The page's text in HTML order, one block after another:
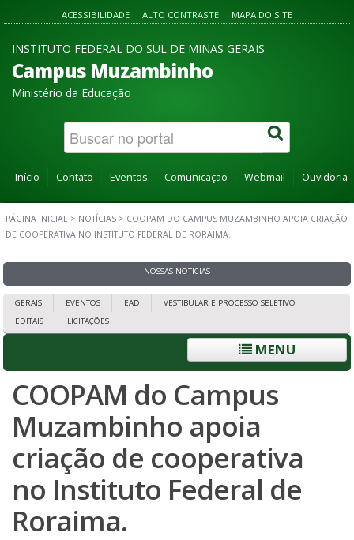
ACESSIBILIDADE ALTO CONTRASTE MAPA DO SITE
INSTITUTO FEDERAL DO SUL DE MINAS GERAIS
Campus Muzambinho
Ministério da Educação
Início Contato Eventos Comunicação Webmail Ouvidoria
PÁGINA INICIAL > NOTÍCIAS > COOPAM DO CAMPUS MUZAMBINHO APOIA CRIAÇÃO
DE COOPERATIVA NO INSTITUTO FEDERAL DE RORAIMA.
NOSSAS NOTÍCIAS
GERAIS EVENTOS EAD
VESTIBULAR E PROCESSO SELETIVO
EDITAIS
LICITAÇÕES
MENU
COOPAM do Campus
Muzambinho apoia
criação de cooperativa
no Instituto Federal de
Roraima.